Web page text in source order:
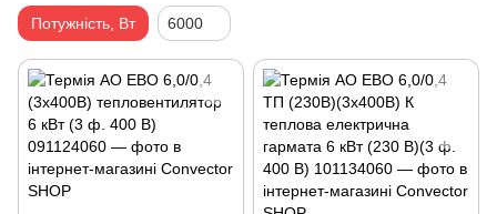
Потужність, Вт 6000